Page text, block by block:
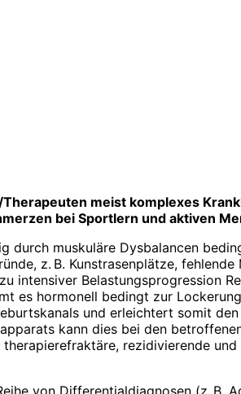
meist komplexes
bei Sportlern und aktiven
durch muskuläre Dysbalancen
z. B. Kunstrasenplätze,
intensiver Belastungsprogression
es hormonell bedingt zur
und erleichtert somit
kann dies bei den
rezidivierende und
von Differentialdiagnosen (z. B.